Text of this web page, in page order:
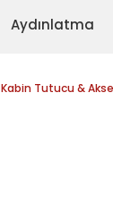
Aydınlatma
Kabin Tutucu &